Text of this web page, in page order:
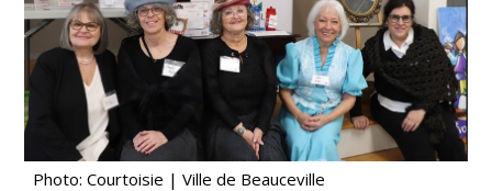
Photo: Courtoisie | Ville de Beauceville